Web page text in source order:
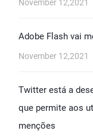
November 12,2021
Adobe Flash vai
November 12,2021
Twitter está a
que permite aos
menções